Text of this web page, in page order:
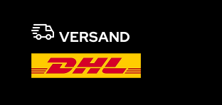
VERSAND